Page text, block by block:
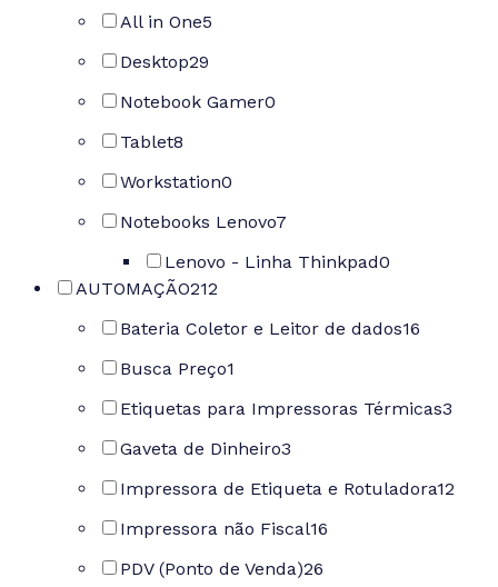
All in One5
Desktop29
Notebook Gamer0
Tablet8
Workstation0
Notebooks Lenovo7
Lenovo - Linha Thinkpad0
AUTOMAÇÃO212
Bateria Coletor e Leitor de dados16
Busca Preço1
Etiquetas para Impressoras Térmicas3
Gaveta de Dinheiro3
Impressora de Etiqueta e Rotuladora12
Impressora não Fiscal16
PDV (Ponto de Venda)26